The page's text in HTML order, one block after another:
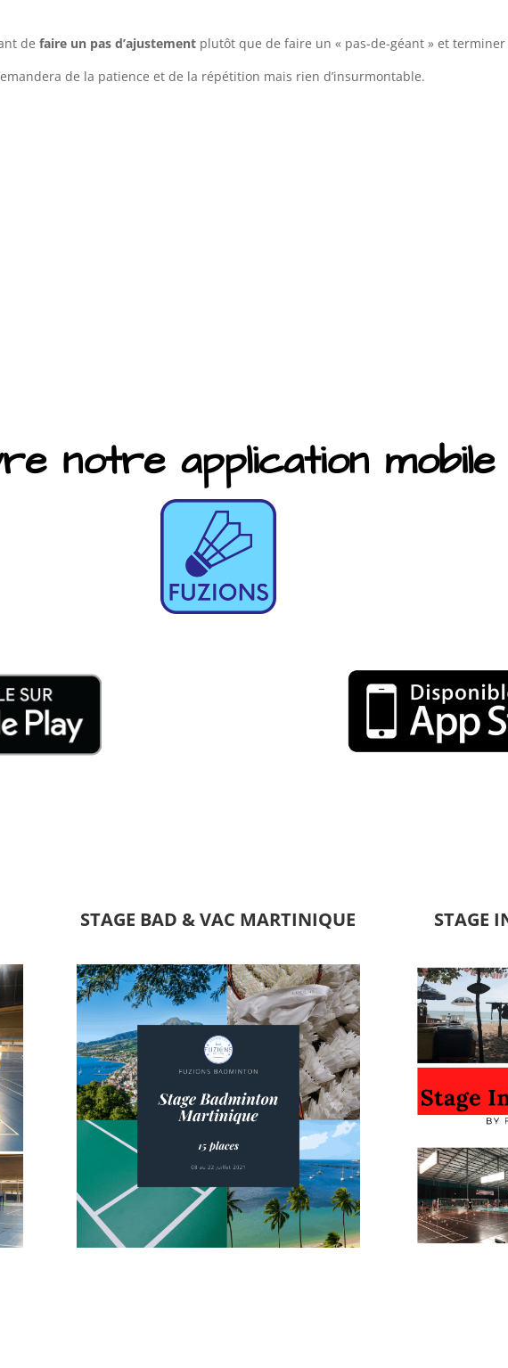
defaire un pas d’ajustement plutôt que de faire un « pas-de-géant » et
de la patience et de la répétition mais rien d’insurmontable.
notre application mobile
STAGE BAD & VAC MARTINIQUE STAGE